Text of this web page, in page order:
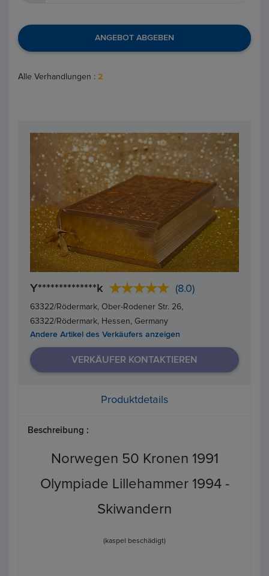
ANGEBOT ABGEBEN
Alle Verhandlungen : 2
Y**************k (8.0)
63322/Rödermark, Ober-Rodener Str. 26,
63322/Rödermark, Hessen, Germany
Andere Artikel des Verkäufers anzeigen
VERKÄUFER KONTAKTIEREN
Produktdetails
Beschreibung :
Norwegen 50 Kronen 1991
Olympiade Lillehammer 1994 -
Skiwandern
(kaspel beschädigt)